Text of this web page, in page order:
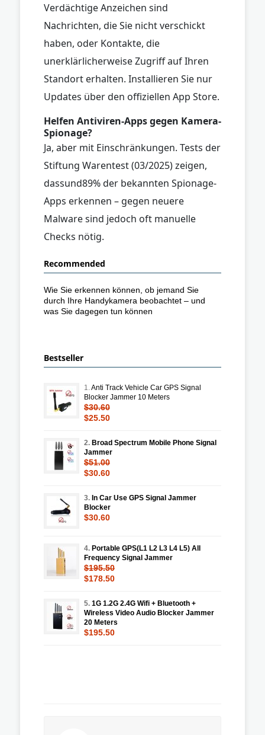
Verdächtige Anzeichen sind
Nachrichten, die Sie nicht verschickt
haben, oder Kontakte, die
unerklärlicherweise Zugriff auf Ihren
Standort erhalten. Installieren Sie nur
Updates über den offiziellen App Store.
Helfen Antiviren-Apps gegen Kamera-
Spionage?
Ja, aber mit Einschränkungen. Tests der
Stiftung Warentest (03/2025) zeigen,
dassund89% der bekannten Spionage-
Apps erkennen – gegen neuere
Malware sind jedoch oft manuelle
Checks nötig.
Recommended
Wie Sie erkennen können, ob jemand Sie
durch Ihre Handykamera beobachtet – und
was Sie dagegen tun können
Bestseller
1.Anti Track Vehicle Car GPS Signal
Blocker Jammer 10 Meters
$30.60
$25.50
2. Broad Spectrum Mobile Phone Signal
Jammer
$51.00
$30.60
3. In Car Use GPS Signal Jammer
Blocker
$30.60
4. Portable GPS(L1 L2 L3 L4 L5) All
Frequency Signal Jammer
$195.50
$178.50
5. 1G 1.2G 2.4G Wifi + Bluetooth +
Wireless Video Audio Blocker Jammer
20 Meters
$195.50